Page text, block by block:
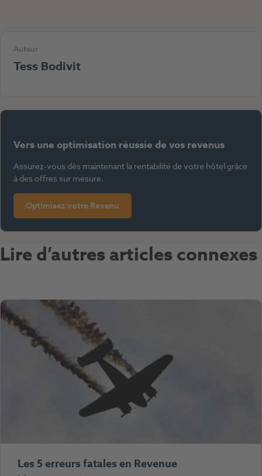
Auteur
Tess Bodivit
Vers une optimisation réussie de vos revenus
Assurez-vous dès maintenant la rentabilité de votre hôtel grâce
à des offres sur mesure.
Optimisez votre Revenu
Lire d’autres articles connexes
Les 5 erreurs fatales en Revenue